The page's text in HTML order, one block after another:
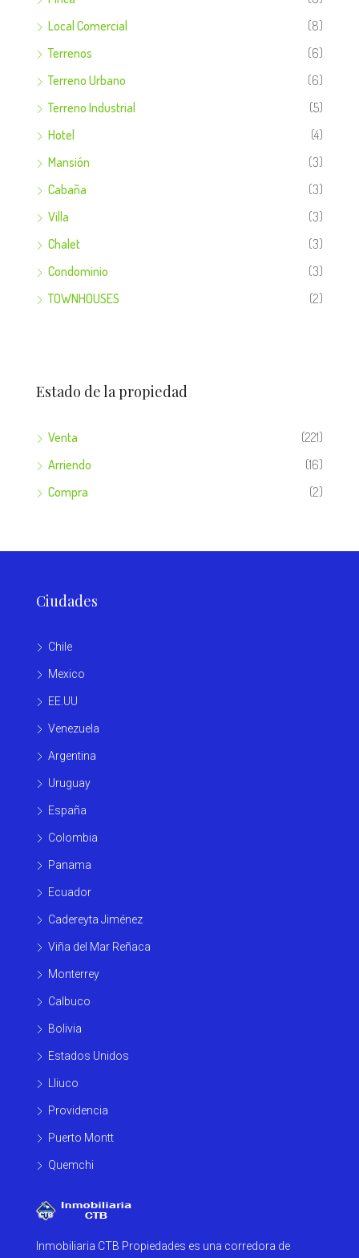
Local Comercial
(8)
Terrenos
(6)
Terreno Urbano
(6)
Terreno Industrial
(5)
Hotel
(4)
Mansión
(3)
Cabaña
(3)
Villa
(3)
Chalet
(3)
Condominio
(3)
TOWNHOUSES
(2)
Estado de la propiedad
Venta
(221)
Arriendo
(16)
Compra
(2)
Ciudades
Chile
Mexico
EE.UU
Venezuela
Argentina
Uruguay
España
Colombia
Panama
Ecuador
Cadereyta Jiménez
Viña del Mar Reñaca
Monterrey
Calbuco
Bolivia
Estados Unidos
Lliuco
Providencia
Puerto Montt
Quemchi
Inmobiliaria CTB Propiedades es una corredora de